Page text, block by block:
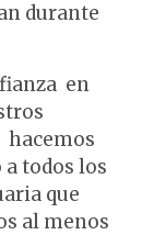
durante
en
hacemos
todos los
que
al menos